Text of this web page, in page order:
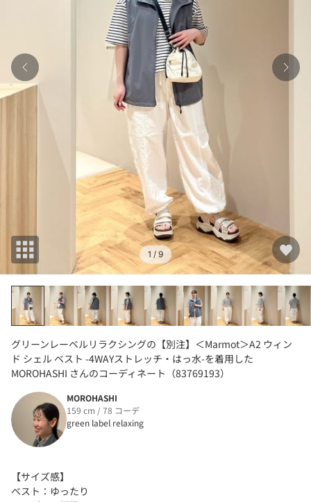
1 / 9
グリーンレーベルリラクシングの【別注】＜Marmot＞A2 ウィン
ド シェル ベスト -4WAYストレッチ・はっ水-を着用した
MOROHASHI さんのコーディネート（83769193）
MOROHASHI
159 cm / 78 コーデ
green label relaxing
【サイズ感】
ベスト：ゆったり